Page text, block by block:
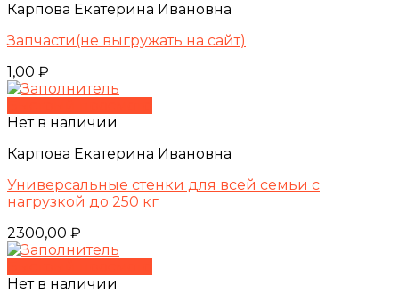
Карпова Екатерина Ивановна
Запчасти(не выгружать на сайт)
1,00 ₽
Нет в наличии
Карпова Екатерина Ивановна
Универсальные стенки для всей семьи с
нагрузкой до 250 кг
2300,00 ₽
Нет в наличии